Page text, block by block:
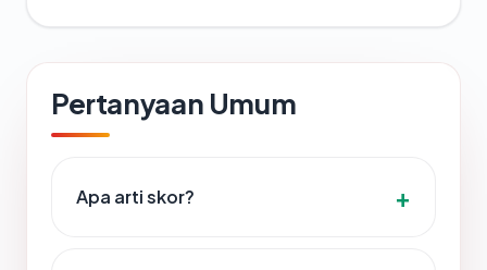
Pertanyaan Umum
Apa arti skor?